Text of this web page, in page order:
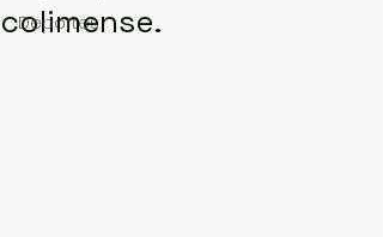
Deportes
colimense.